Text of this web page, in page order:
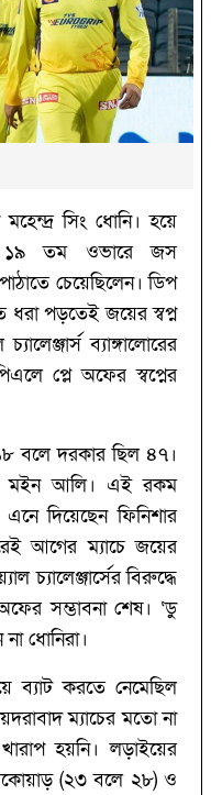
সিং ধোনি। হয়ে
১৯ তম ওভারে জস
চেয়েছিলেন। ডিপ
ধরা পড়তেই জয়ের স্বপ্ন
ব্যাঙ্গালোরের
প্লে অফের স্বপ্নের
বলে দরকার ছিল ৪৭।
মইন আলি। এই রকম
দিয়েছেন ফিনিশার
আগের ম্যাচে জয়ের
চ্যালেঞ্জার্সের বিরুদ্ধে
সম্ভাবনা শেষ। ‘‌ডু
ধোনিরা।
ব্যাট করতে নেমেছিল
ম্যাচের মতো না
হয়নি। লড়াইয়ের
(২৩ বলে ২৮) ও